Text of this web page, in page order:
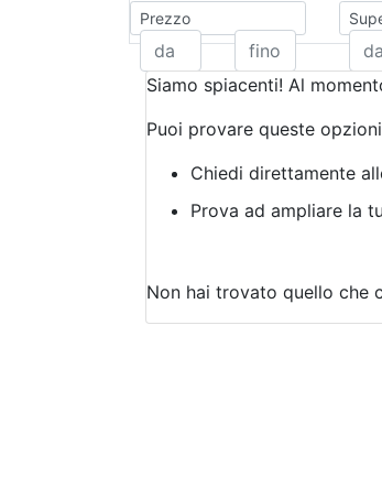
Prezzo
Siamo spiacenti! Al
Puoi provare queste
Chiedi direttamente
Prova ad ampliare la
Non hai trovato quello che